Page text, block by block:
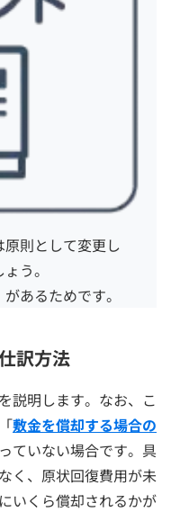
則として変更し
う。
あるためです。
訳方法
説明します。なお、こ
敷金を償却する場合の
ていない場合です。具
く、原状回復費用が未
いくら償却されるかが